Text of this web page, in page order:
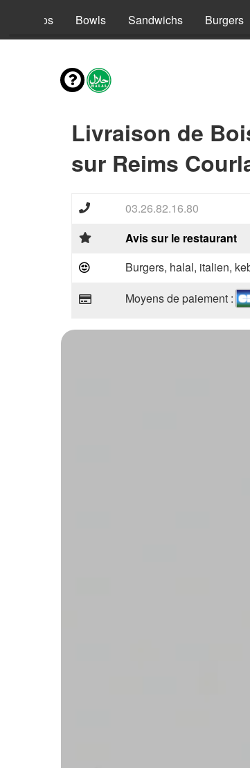
Tacos Bowls Sandwichs Burgers
Livraison de
sur Reims
03.26.82.16.80
Avis sur le restaurant
Burgers, halal, italien,
Moyens de paiement :